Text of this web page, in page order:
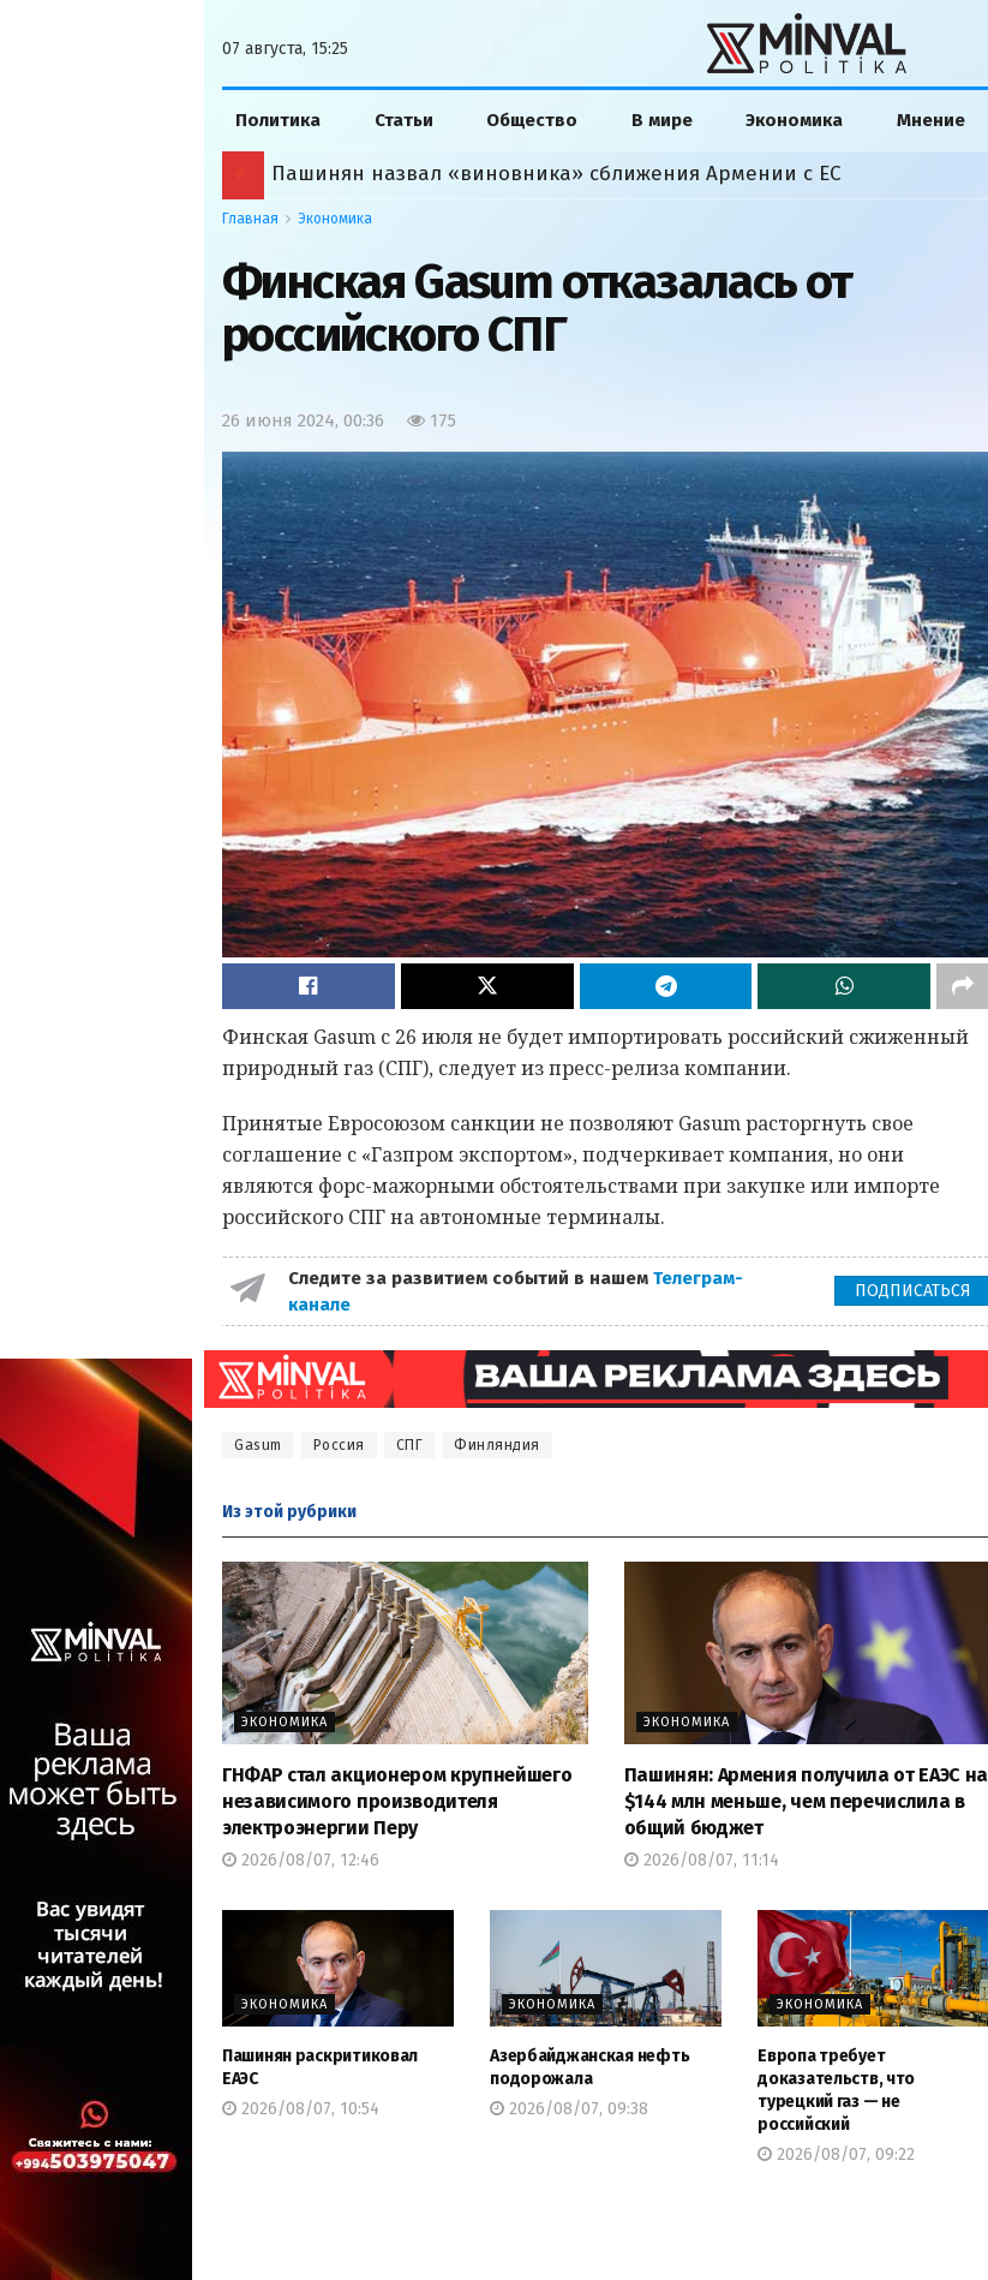
07 августа, 15:25
Политика Статьи Общество В мире Экономика Мнение
Пашинян назвал «виновника» сближения Армении с ЕС
Главная Экономика
Финская Gasum отказалась от
российского СПГ
26 июня 2024, 00:36 175
Финская Gasum с 26 июля не будет импортировать российский сжиженный
природный газ (СПГ), следует из пресс-релиза компании.
Принятые Евросоюзом санкции не позволяют Gasum расторгнуть свое
соглашение с «Газпром экспортом», подчеркивает компания, но они
являются форс-мажорными обстоятельствами при закупке или импорте
российского СПГ на автономные терминалы.
Следите за развитием событий в нашем Телеграм-
канале
ПОДПИСАТЬСЯ
Gasum Россия СПГ Финляндия
Из этой рубрики
ЭКОНОМИКА
ГНФАР стал акционером крупнейшего
независимого производителя
электроэнергии Перу
2026/08/07, 12:46
ЭКОНОМИКА
Пашинян: Армения получила от ЕАЭС на
$144 млн меньше, чем перечислила в
общий бюджет
2026/08/07, 11:14
ЭКОНОМИКА
Пашинян раскритиковал
ЕАЭС
2026/08/07, 10:54
ЭКОНОМИКА
Азербайджанская нефть
подорожала
2026/08/07, 09:38
ЭКОНОМИКА
Европа требует
доказательств, что
турецкий газ — не
российский
2026/08/07, 09:22